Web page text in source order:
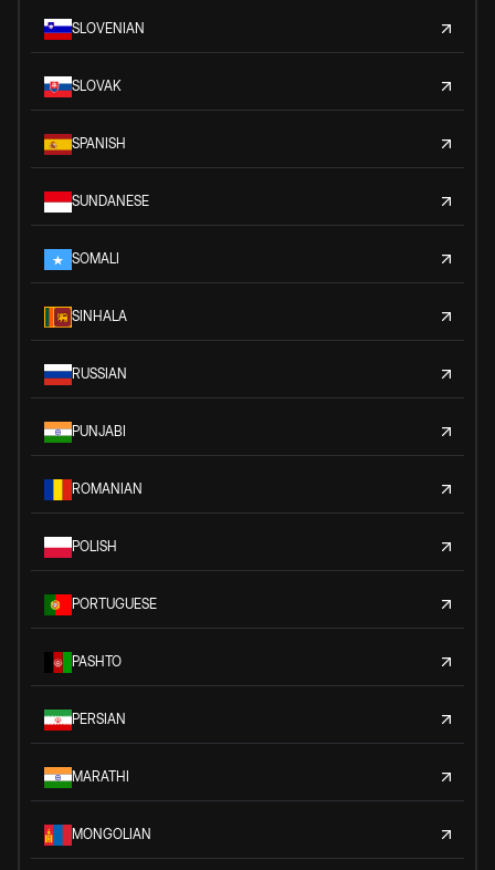
SLOVENIAN
SLOVAK
SPANISH
SUNDANESE
SOMALI
SINHALA
RUSSIAN
PUNJABI
ROMANIAN
POLISH
PORTUGUESE
PASHTO
PERSIAN
MARATHI
MONGOLIAN